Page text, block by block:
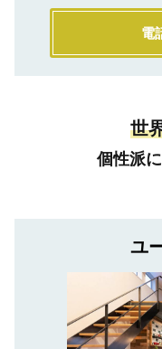
電
世
個性派
ユ